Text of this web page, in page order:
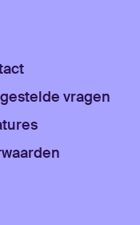
vragen